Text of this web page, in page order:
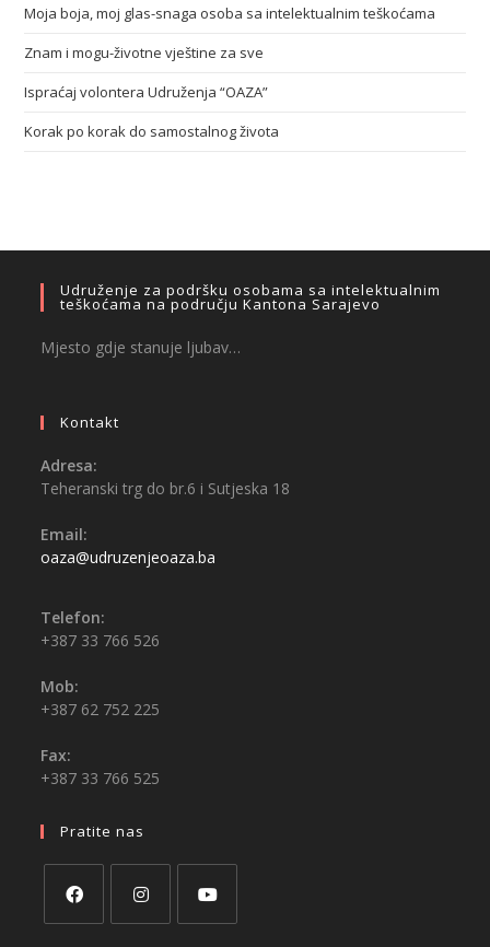
Moja boja, moj glas-snaga osoba sa intelektualnim teškoćama
Znam i mogu-životne vještine za sve
Ispraćaj volontera Udruženja “OAZA”
Korak po korak do samostalnog života
Udruženje za podršku osobama sa intelektualnim
teškoćama na području Kantona Sarajevo
Mjesto gdje stanuje ljubav…
Kontakt
Adresa:
Teheranski trg do br.6 i Sutjeska 18
Email:
oaza@udruzenjeoaza.ba
Telefon:
+387 33 766 526
Mob:
+387 62 752 225
Fax:
+387 33 766 525
Pratite nas